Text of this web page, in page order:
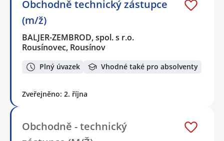
Obchodně technický zástupce
(m/ž)
BALJER-ZEMBROD, spol. s r.o.
Rousínovec, Rousínov
Plný úvazek Vhodné také pro absolventy
Zveřejněno: 2. října
Obchodně - technický